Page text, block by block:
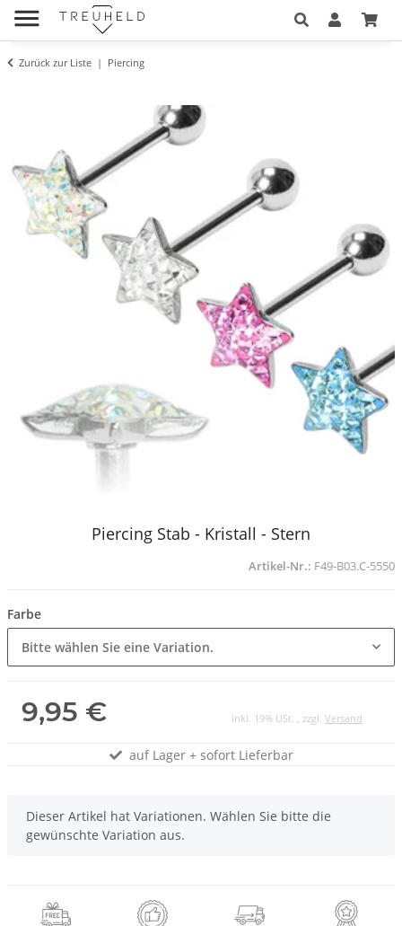
Zurück zur Liste Piercing
Piercing Stab - Kristall - Stern
Artikel-Nr.: F49-B03.C-5550
Farbe
Bitte wählen Sie eine Variation.
9,95 € inkl. 19% USt. , zzgl. Versand
auf Lager + sofort Lieferbar
x
Dieser Artikel hat Variationen. Wählen Sie bitte die
gewünschte Variation aus.